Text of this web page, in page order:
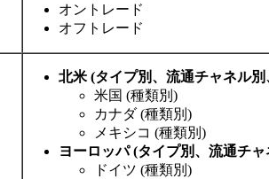
オントレード
オフトレード
北米 (タイプ別、流通チャネル
米国 (種類別)
カナダ (種類別)
メキシコ (種類別)
ヨーロッパ (タイプ別、流通チ
ドイツ (種類別)